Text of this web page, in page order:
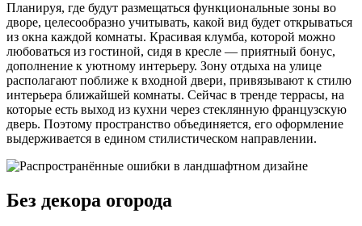
Планируя, где будут размещаться функциональные зоны во
дворе, целесообразно учитывать, какой вид будет открываться
из окна каждой комнаты. Красивая клумба, которой можно
любоваться из гостиной, сидя в кресле — приятный бонус,
дополнение к уютному интерьеру. Зону отдыха на улице
располагают поближе к входной двери, привязывают к стилю
интерьера ближайшей комнаты. Сейчас в тренде террасы, на
которые есть выход из кухни через стеклянную французскую
дверь. Поэтому пространство объединяется, его оформление
выдерживается в едином стилистическом направлении.
Без декора огорода